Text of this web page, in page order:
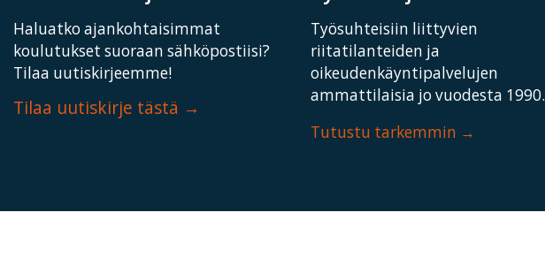
Haluatko ajankohtaisimmat
koulutukset suoraan sähköpostiisi?
Tilaa uutiskirjeemme!
Tilaa uutiskirje tästä
Työsuhteisiin liittyvien
riitatilanteiden ja
oikeudenkäyntipalvelujen
ammattilaisia jo vuodesta 1990.
Tutustu tarkemmin